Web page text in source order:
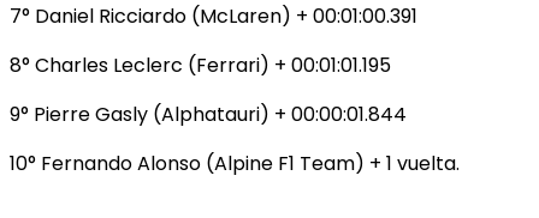
7° Daniel Ricciardo (McLaren) + 00:01:00.391
8° Charles Leclerc (Ferrari) + 00:01:01.195
9° Pierre Gasly (Alphatauri) + 00:00:01.844
10° Fernando Alonso (Alpine F1 Team) + 1 vuelta.